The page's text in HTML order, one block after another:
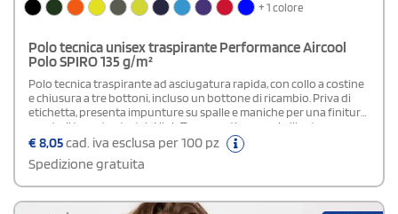
+ 1 colore
Polo tecnica unisex traspirante Performance Aircool
Polo SPIRO 135 g/m²
Polo tecnica traspirante ad asciugatura rapida, con collo a costine
e chiusura a tre bottoni, incluso un bottone di ricambio. Priva di
etichetta, presenta impunture su spalle e maniche per una finitura
curata. Il tessuto stretch High Tec garantisce una brillante
ritenzione della forma ed è ideale per la stampa con inchiostri a
€8,05cad. iva esclusa per 100 pz
Spedizione gratuita